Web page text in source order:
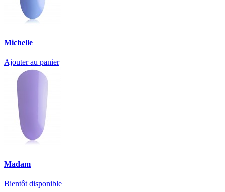
Michelle
Ajouter au panier
Madam
Bientôt disponible